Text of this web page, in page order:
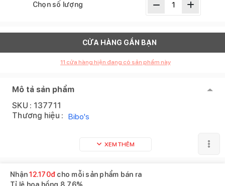
Chọn số lượng
CỬA HÀNG GẦN BẠN
11 cửa hàng hiện đang có sản phẩm này
Mô tả sản phẩm
SKU : 137711
Thương hiệu : Bibo's
XEM THÊM
Sản phẩm tương tự
Nhận12.170đ cho mỗi sản phẩm bán ra